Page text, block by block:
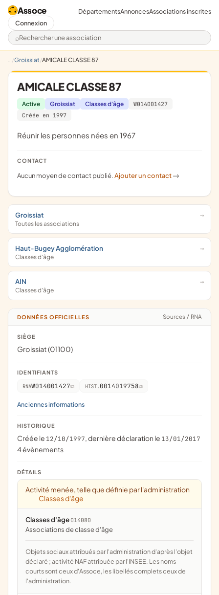
Assoce
Rechercher une association
DépartementsAnnoncesAssociations inscrites
Connexion
Groissiat AMICALE CLASSE 87
AMICALE CLASSE 87
Active Groissiat Classes d'âge
W014001427
Créée en 1997
réunir les personnes nées en 1967
CONTACT
Aucun moyen de contact publié.Ajouter un contact ->
Groissiat
Toutes les associations
Haut-Bugey Agglomération
Classes d'âge
AIN
Classes d'âge
DONNÉES OFFICIELLES Sources / RNA
SIÈGE
Groissiat (01100)
IDENTIFIANTS
RNAW014001427 HIST. 0014019758
Anciennes informations
HISTORIQUE
Créée le 12/10/1997, dernière déclaration le 13/01/2017
4 évènements
DÉTAILS
Activité menée, telle que définie par l'administration
Classes d'âge
Classes d'âge 014080
associations de classe d'âge
Objets sociaux attribués par l'administration d'après l'objet
déclaré ; activité NAF attribuée par l'INSEE. Les noms
courts sont ceux d'Assoce, les libellés complets ceux de
l'administration.